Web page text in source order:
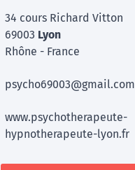
34 cours Richard Vitton
69003 Lyon
Rhône - France
psycho69003@gmail.com
www.psychotherapeute-
hypnotherapeute-lyon.fr